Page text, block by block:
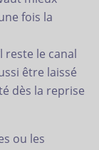
fois la
reste le canal
être laissé
dès la reprise
ou les